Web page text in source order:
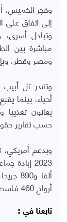
وفجر الخميس،
إلى اتفاق على
وتبادل
مباشرة بين
ومصر وقطر،
يعانون
حسب تقارير
ألفا
أرواح 460 فلسطينيا بينهم 154 طفلا.
تابعنا في :